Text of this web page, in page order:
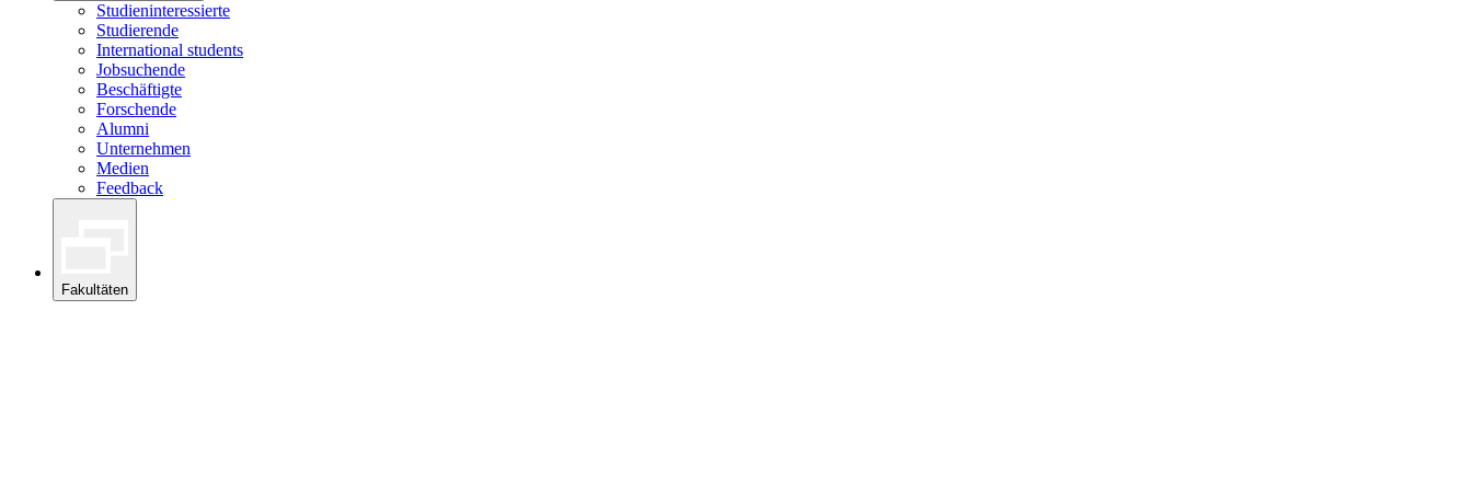
Studieninteressierte
Studierende
International students
Jobsuchende
Beschäftigte
Forschende
Alumni
Unternehmen
Medien
Feedback
Fakultäten